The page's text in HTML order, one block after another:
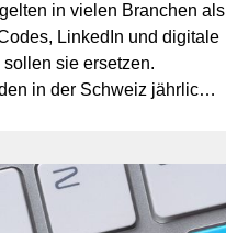
in vielen Branchen als
LinkedIn und digitale
sie ersetzen.
in der Schweiz jährlich
aus Papier. Die Frage
Visitenkarten wirklich
sie besser als ihr